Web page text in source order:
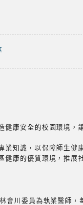
健康安全的校園環境，
業知識，以保障師生健
康的優質環境，推展
會川委員為執業醫師，